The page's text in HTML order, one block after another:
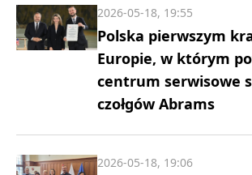
Polska pierwszym
Europie, w którym
centrum serwisowe
czołgów Abrams
2026-05-18, 19:55
2026-05-18, 19:06